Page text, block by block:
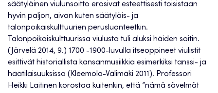
säätyläinen viulunsoitto erosivat esteettisesti toisistaan
hyvin paljon, aivan kuten säätyläis- ja
talonpoikaiskulttuurien perusluonteetkin.
Talonpoikaiskulttuurissa viulusta tuli aluksi häiden soitin.
(Järvelä 2014, 9.) 1700 -1900-luvulla itseoppineet viulistit
esittivät historiallista kansanmusiikkia esimerkiksi tanssi- ja
häätilaisuuksissa (Kleemola-Välimäki 2011). Professori
Heikki Laitinen korostaa kuitenkin, että ”nämä sävelmät